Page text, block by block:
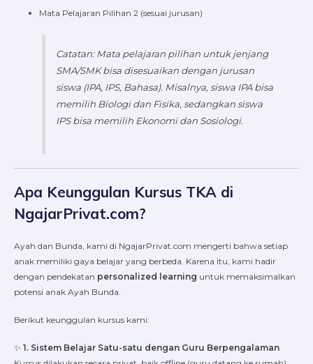
Mata Pelajaran Pilihan 2 (sesuai jurusan)
Catatan: Mata pelajaran pilihan untuk jenjang
SMA/SMK bisa disesuaikan dengan jurusan
siswa (IPA, IPS, Bahasa). Misalnya, siswa IPA bisa
memilih Biologi dan Fisika, sedangkan siswa
IPS bisa memilih Ekonomi dan Sosiologi.
Apa Keunggulan Kursus TKA di
NgajarPrivat.com?
Ayah dan Bunda, kami di NgajarPrivat.com mengerti bahwa setiap
anak memiliki gaya belajar yang berbeda. Karena itu, kami hadir
dengan pendekatan personalized learning untuk memaksimalkan
potensi anak Ayah Bunda.
Berikut keunggulan kursus kami:
✨ 1. Sistem Belajar Satu-satu dengan Guru Berpengalaman